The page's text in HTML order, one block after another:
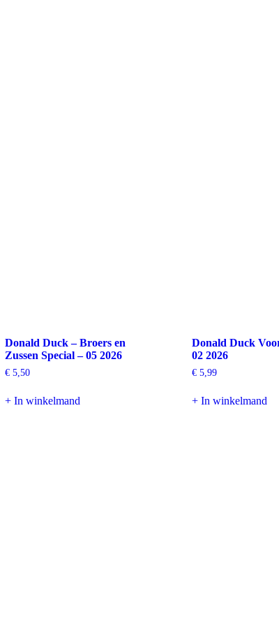
Donald Duck – Broers en
Zussen Special – 05 2026
€ 5,50
+ In winkelmand
Donald Duck
02 2026
€5,99
+ In winkelmand